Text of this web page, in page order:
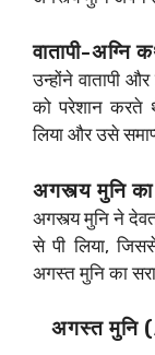
वातापी-अग्नि
उन्होंने वातापी
को परेशान करते
लिया और उसे
अगस्त्य मुनि का
अगस्त्य मुनि ने
से पी लिया,
अगस्त मुनि का
अगस्त मुनि